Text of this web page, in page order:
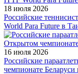
18 июля 2026
Российские
World Para Future в
16 июля 2026
Российские
чемпионате